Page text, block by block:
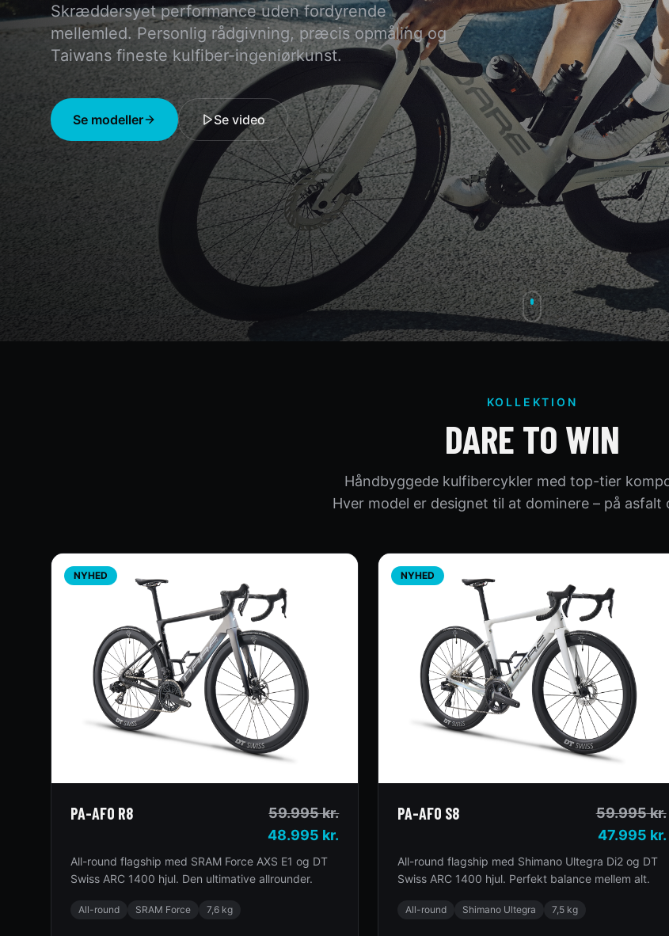
Skræddersyet performance uden fordyrende
mellemled. Personlig rådgivning, præcis opmåling og
Taiwans fineste kulfiber-ingeniørkunst.
Se modeller Se video
KOLLEKTION
DARE TO WIN
Håndbyggede kulfibercykler med top-tier
Hver model er designet til at dominere – på asfalt
NYHED
PA-AFO R8 59.995kr.
48.995 kr.
All-round flagship med SRAM Force AXS E1 og DT
Swiss ARC 1400 hjul. Den ultimative allrounder.
All-round SRAM Force 7,6 kg
NYHED
PA-AFO S8 59.995kr.
47.995 kr.
All-round flagship med Shimano Ultegra Di2 og DT
Swiss ARC 1400 hjul. Perfekt balance mellem alt.
All-round Shimano Ultegra 7,5 kg